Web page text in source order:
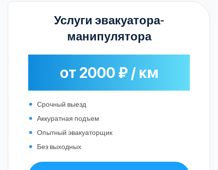
Услуги эвакуатора-
манипулятора
от 2000 ₽ / км
Срочный выезд
Аккуратная подъем
Опытный эвакуаторщик
Без выходных